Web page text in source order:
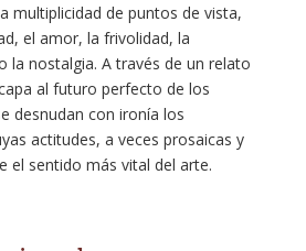
multiplicidad de puntos de vista,
el amor, la frivolidad, la
la nostalgia. A través de un relato
al futuro perfecto de los
desnudan con ironía los
actitudes, a veces prosaicas y
el sentido más vital del arte.